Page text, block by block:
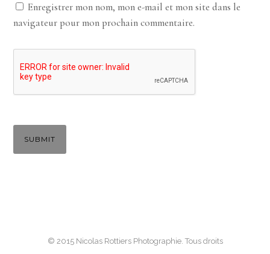
Enregistrer mon nom, mon e-mail et mon site dans le
navigateur pour mon prochain commentaire.
© 2015 Nicolas Rottiers Photographie. Tous droits